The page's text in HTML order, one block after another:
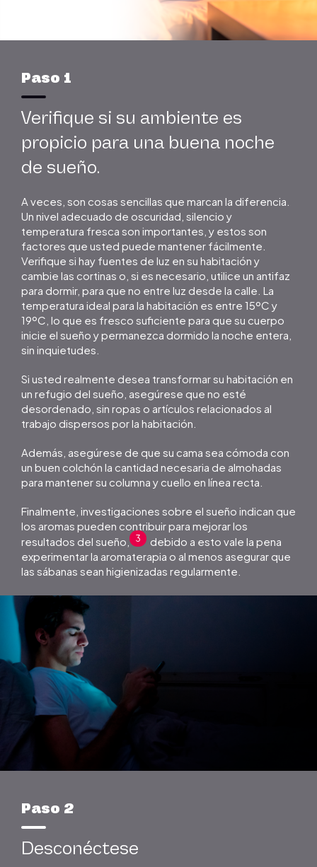
Paso 1
Verifique si su ambiente es
propicio para una buena noche
de sueño.
A veces, son cosas sencillas que marcan la diferencia.
Un nivel adecuado de oscuridad, silencio y
temperatura fresca son importantes, y estos son
factores que usted puede mantener fácilmente.
Verifique si hay fuentes de luz en su habitación y
cambie las cortinas o, si es necesario, utilice un antifaz
para dormir, para que no entre luz desde la calle. La
temperatura ideal para la habitación es entre 15ºC y
19ºC, lo que es fresco suficiente para que su cuerpo
inicie el sueño y permanezca dormido la noche entera,
sin inquietudes.
Si usted realmente desea transformar su habitación en
un refugio del sueño, asegúrese que no esté
desordenado, sin ropas o artículos relacionados al
trabajo dispersos por la habitación.
Además, asegúrese de que su cama sea cómoda con
un buen colchón la cantidad necesaria de almohadas
para mantener su columna y cuello en línea recta.
Finalmente, investigaciones sobre el sueño indican que
los aromas pueden contribuir para mejorar los
resultados del sueño,
3
debido a esto vale la pena
experimentar la aromaterapia o al menos asegurar que
las sábanas sean higienizadas regularmente.
Paso 2
Desconéctese